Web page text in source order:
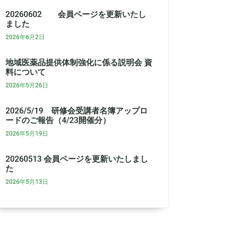
20260602 会員ページを更新いたし
ました
2026年6月2日
地域医薬品提供体制強化に係る説明会 資
料について
2026年5月26日
2026/5/19 研修会受講者名簿アップロ
ードのご報告（4/23開催分）
2026年5月19日
20260513 会員ページを更新いたしまし
た
2026年5月13日